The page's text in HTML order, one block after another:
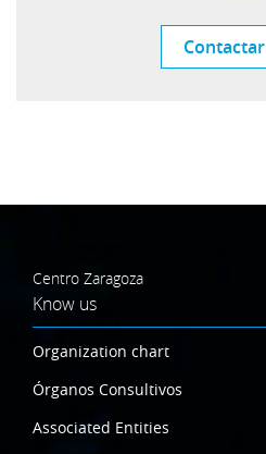
Contactar
Centro Zaragoza
Know us
Organization chart
Órganos Consultivos
Associated Entities